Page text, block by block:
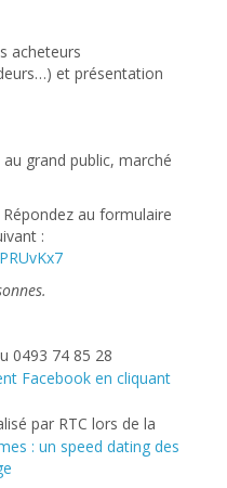
acheteurs
et présentation
grand public, marché
Répondez au formulaire
:
0493 74 85 28
Facebook en cliquant
par RTC lors de la
: un speed dating des